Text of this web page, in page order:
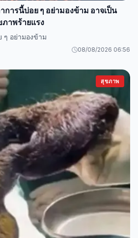
การนี้บ่อย ๆ อย่ามองข้าม อาจเป็น
าพร้ายแรง
ๆ อย่ามองข้าม
08/08/2026 06:56
สุขภาพ